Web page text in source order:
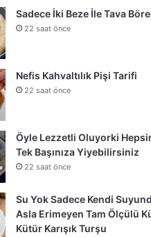
Sadece İki Beze İle Tava
22 saat önce
Nefis Kahvaltılık Pişi Tarifi
22 saat önce
Öyle Lezzetli Oluyorki
Tek Başınıza Yiyebilirsiniz
22 saat önce
Su Yok Sadece Kendi
Asla Erimeyen Tam Ölçülü
Kütür Karışık Turşu